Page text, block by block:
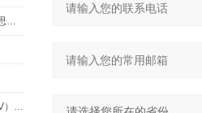
【授权代理】BD CBA试剂盒 ,华雅思创现货供应
Roboscreen 人丁型肝炎病毒（HDV）RNA定量试剂盒检测原理